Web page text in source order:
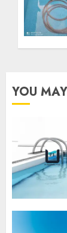
YOU